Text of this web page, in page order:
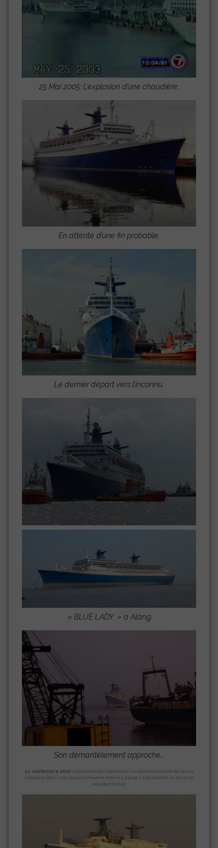
25 Mai 2005: L’explosion d’une chaudière.
En attente d’une fin probable.
Le dernier départ vers l’inconnu.
» BLUE LADY» à Alang.
Son démantèlement approche…
11 septembre 2007: autorisation de commencer le démantèlement du navire
rebaptisé Blue Lady dans un chantier Indien à Alang. La démolition va durer un
peu plus d’un an.